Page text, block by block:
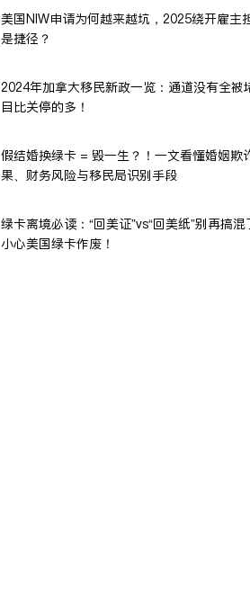
美国NIW申请为何越来越坑，2025绕开雇主
是捷径？
2024年加拿大移民新政一览：通道没有全被
目比关停的多！
假结婚换绿卡 = 毁一生？！一文看懂婚姻欺
果、财务风险与移民局识别手段
绿卡离境必读：“回美证”vs“回美纸”别再搞
小心美国绿卡作废！